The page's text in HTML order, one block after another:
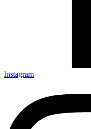
Instagram